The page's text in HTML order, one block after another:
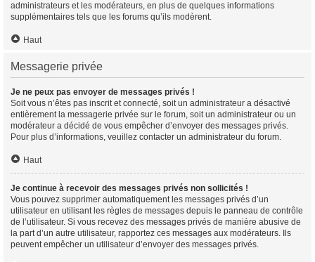
administrateurs et les modérateurs, en plus de quelques informations
supplémentaires tels que les forums qu’ils modèrent.
Haut
Messagerie privée
Je ne peux pas envoyer de messages privés !
Soit vous n’êtes pas inscrit et connecté, soit un administrateur a désactivé
entièrement la messagerie privée sur le forum, soit un administrateur ou un
modérateur a décidé de vous empêcher d’envoyer des messages privés.
Pour plus d’informations, veuillez contacter un administrateur du forum.
Haut
Je continue à recevoir des messages privés non sollicités !
Vous pouvez supprimer automatiquement les messages privés d’un
utilisateur en utilisant les règles de messages depuis le panneau de contrôle
de l’utilisateur. Si vous recevez des messages privés de manière abusive de
la part d’un autre utilisateur, rapportez ces messages aux modérateurs. Ils
peuvent empêcher un utilisateur d’envoyer des messages privés.